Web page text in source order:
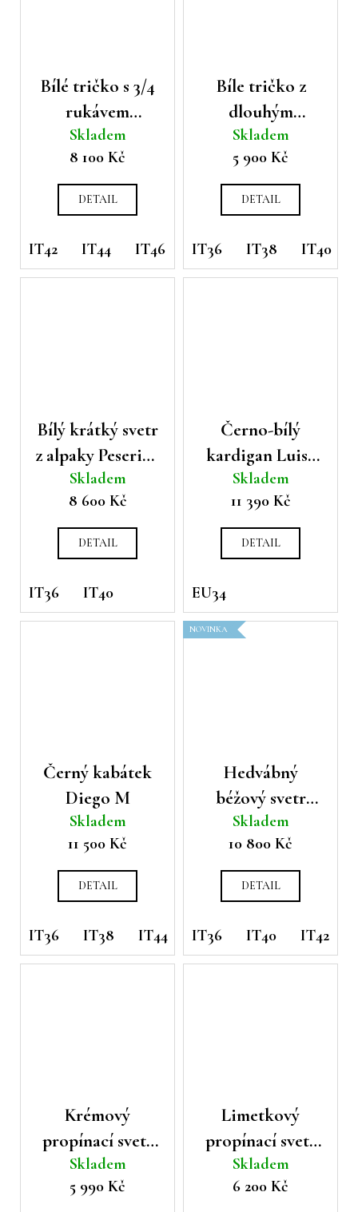
Bílé tričko s 3/4
rukávem
Peserico
Skladem
8 100 Kč
DETAIL
IT42 IT44 IT46
Bíle tričko z
dlouhým
rukávem
Peserico
Skladem
5 900 Kč
DETAIL
IT36 IT38 IT40
Bílý krátký svetr
z alpaky Peserico
s 1/2 rukávem
Skladem
8 600 Kč
DETAIL
IT36 IT40
Černo-bílý
kardigan Luisa
Cerano
Skladem
11 390 Kč
DETAIL
EU34
Černý kabátek
Diego M
Skladem
11 500 Kč
DETAIL
IT36 IT38 IT44
NOVINKA
Hedvábný
béžový svetr
Peserico
Skladem
10 800 Kč
DETAIL
IT36 IT40 IT42
Krémový
propínací svetr
Oui s příměsí
kašmíru
Skladem
5 990 Kč
Limetkový
propínací svetr
Oui s příměsí
kašmíru
Skladem
6 200 Kč